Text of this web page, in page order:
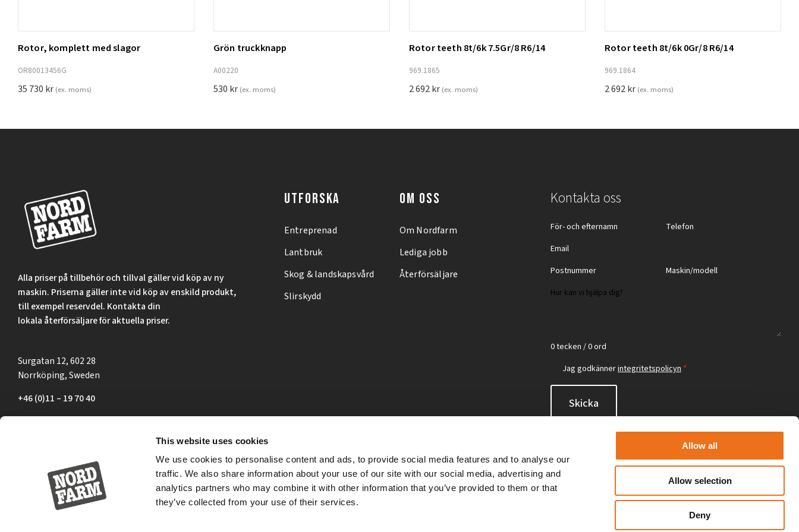
This website uses cookies
We use cookies to personalise content and ads, to provide social media features and to analyse our
traffic. We also share information about your use of our site with our social media, advertising and
analytics partners who may combine it with other information that you’ve provided to them or that
they’ve collected from your use of their services.
Allow all
Allow selection
Deny
Lägg till i varukorg
Rotor, komplett med slagor
OR80013456G
35 730 kr (ex. moms)
Lägg till i varukorg
Grön truckknapp
A00220
530 kr (ex. moms)
Lägg till i varukorg
Rotor teeth 8t/6k 7.5Gr/8 R6/14
969.1865
2 692kr (ex. moms)
Rotor teeth 8t/6k 0Gr/8 R6/14
969.1864
2 692kr (ex. moms)
Alla priser på tillbehör och tillval gäller vid köp av ny
maskin. Priserna gäller inte vid köp av enskild produkt,
till exempel reservdel. Kontakta din
lokala återförsäljare för aktuella priser.
Surgatan 12, 602 28
Norrköping, Sweden
+46 (0)11 – 19 70 40
UTFORSKA
Entreprenad
Lantbruk
Skog & landskapsvård
Slirskydd
OM OSS
Om Nordfarm
Lediga jobb
Återförsäljare
Kontakta oss
0 tecken / 0 ord
Jag godkännerintegritetspolicyn *
Skicka